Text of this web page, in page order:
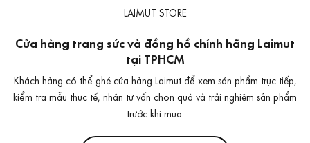
LAIMUT STORE
Cửa hàng trang sức và đồng hồ chính hãng Laimut
tại TPHCM
Khách hàng có thể ghé cửa hàng Laimut để xem sản phẩm trực tiếp,
kiểm tra mẫu thực tế, nhận tư vấn chọn quà và trải nghiệm sản phẩm
trước khi mua.